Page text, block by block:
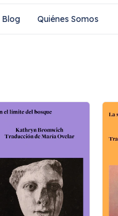
Blog Quiénes Somos